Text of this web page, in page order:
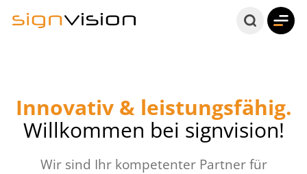
ZUM
Innovativ & leistungsfähig.
Willkommen bei signvision!
Wir sind Ihr kompetenter Partner für